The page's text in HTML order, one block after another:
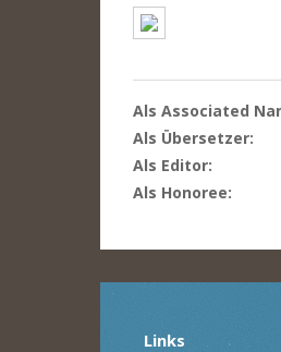
Als Associated
Als Übersetzer:
Als Editor:
Als Honoree:
Links